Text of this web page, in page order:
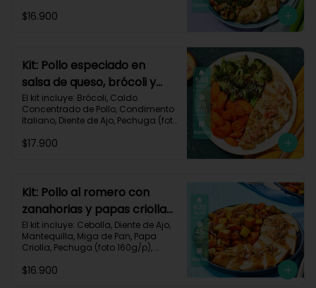
Zanahoria, Zucchini Verde, Receta
Proteínas 35g
$16.900
Kit: Pollo especiado en
salsa de queso, brócoli y
zanahorias asadas-77
El kit incluye: Brócoli, Caldo
Concentrado de Pollo, Condimento
Italiano, Diente de Ajo, Pechuga (foto
Monterey Jack, Tomate, Zanahoria,
Proteínas 39g
$17.900
Kit: Pollo al romero con
zanahorias y papas criollas
asadas-59
El kit incluye: Cebolla, Diente de Ajo,
Mantequilla, Miga de Pan, Papa
Criolla, Pechuga (foto 160g/p),
Impresa.
$16.900